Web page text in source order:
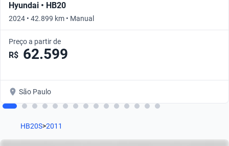
Hyundai • HB20
2024 • 42.899 km • Manual
Preço a partir de
R$ 62.599
São Paulo
HB20S>2011